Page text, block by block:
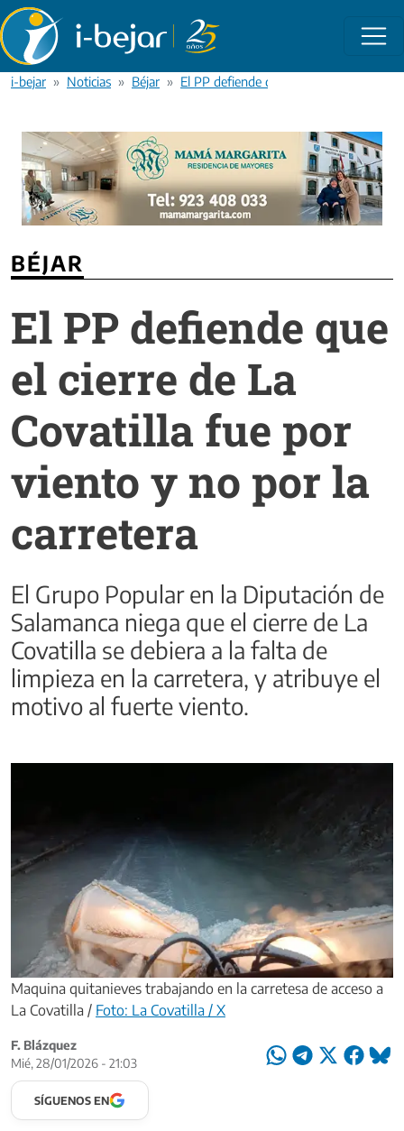
Pasar al contenido principal
i-bejar Noticias Béjar El PP defiende que el cierre de La
BÉJAR
El PP defiende que
el cierre de La
Covatilla fue por
viento y no por la
carretera
El Grupo Popular en la Diputación de
Salamanca niega que el cierre de La
Covatilla se debiera a la falta de
limpieza en la carretera, y atribuye el
motivo al fuerte viento.
Maquina quitanieves trabajando en la carretesa de acceso a
La Covatilla / Foto: La Covatilla / X
F. Blázquez
Mié, 28/01/2026 - 21:03
SÍGUENOS EN